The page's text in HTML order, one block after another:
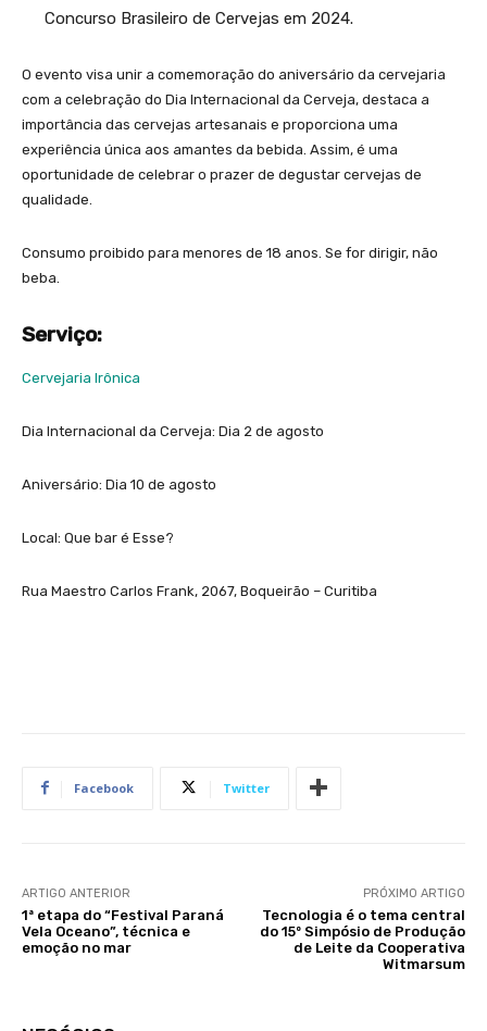
Concurso Brasileiro de Cervejas em 2024.
O evento visa unir a comemoração do aniversário da cervejaria
com a celebração do Dia Internacional da Cerveja, destaca a
importância das cervejas artesanais e proporciona uma
experiência única aos amantes da bebida. Assim, é uma
oportunidade de celebrar o prazer de degustar cervejas de
qualidade.
Consumo proibido para menores de 18 anos. Se for dirigir, não
beba.
Serviço:
Cervejaria Irônica
Dia Internacional da Cerveja: Dia 2 de agosto
Aniversário: Dia 10 de agosto
Local: Que bar é Esse?
Rua Maestro Carlos Frank, 2067, Boqueirão – Curitiba
Facebook Twitter
ARTIGO ANTERIOR
1ª etapa do “Festival Paraná
Vela Oceano”, técnica e
emoção no mar
PRÓXIMO ARTIGO
Tecnologia é o tema central
do 15º Simpósio de Produção
de Leite da Cooperativa
Witmarsum